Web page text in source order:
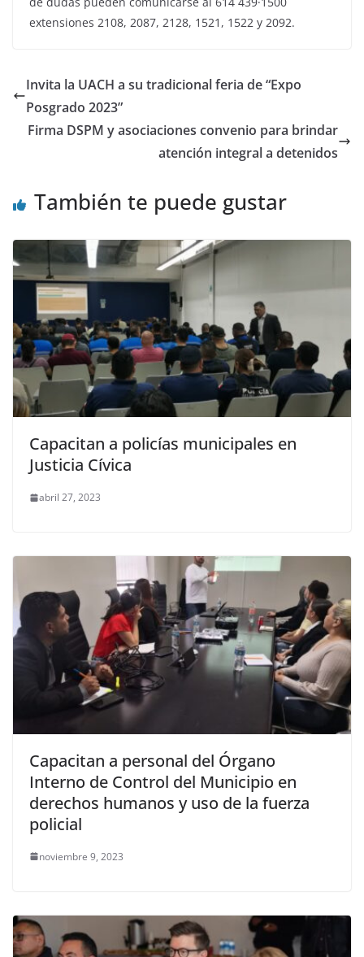
extensiones 2108, 2087, 2128, 1521, 1522 y 2092.
Invita la UACH a su tradicional feria de “Expo
Posgrado 2023”
Firma DSPM y asociaciones convenio para brindar
atención integral a detenidos
También te puede gustar
Capacitan a policías municipales en
Justicia Cívica
abril 27, 2023
Capacitan a personal del Órgano
Interno de Control del Municipio en
derechos humanos y uso de la fuerza
policial
noviembre 9, 2023